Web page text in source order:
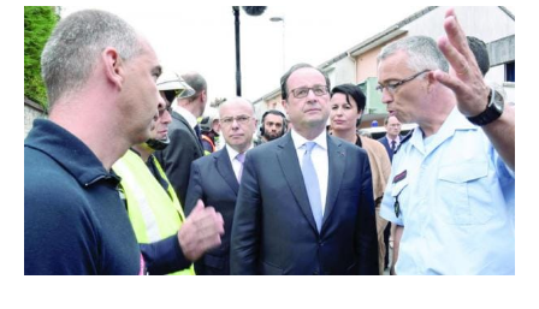
بدهد، لقب و […]